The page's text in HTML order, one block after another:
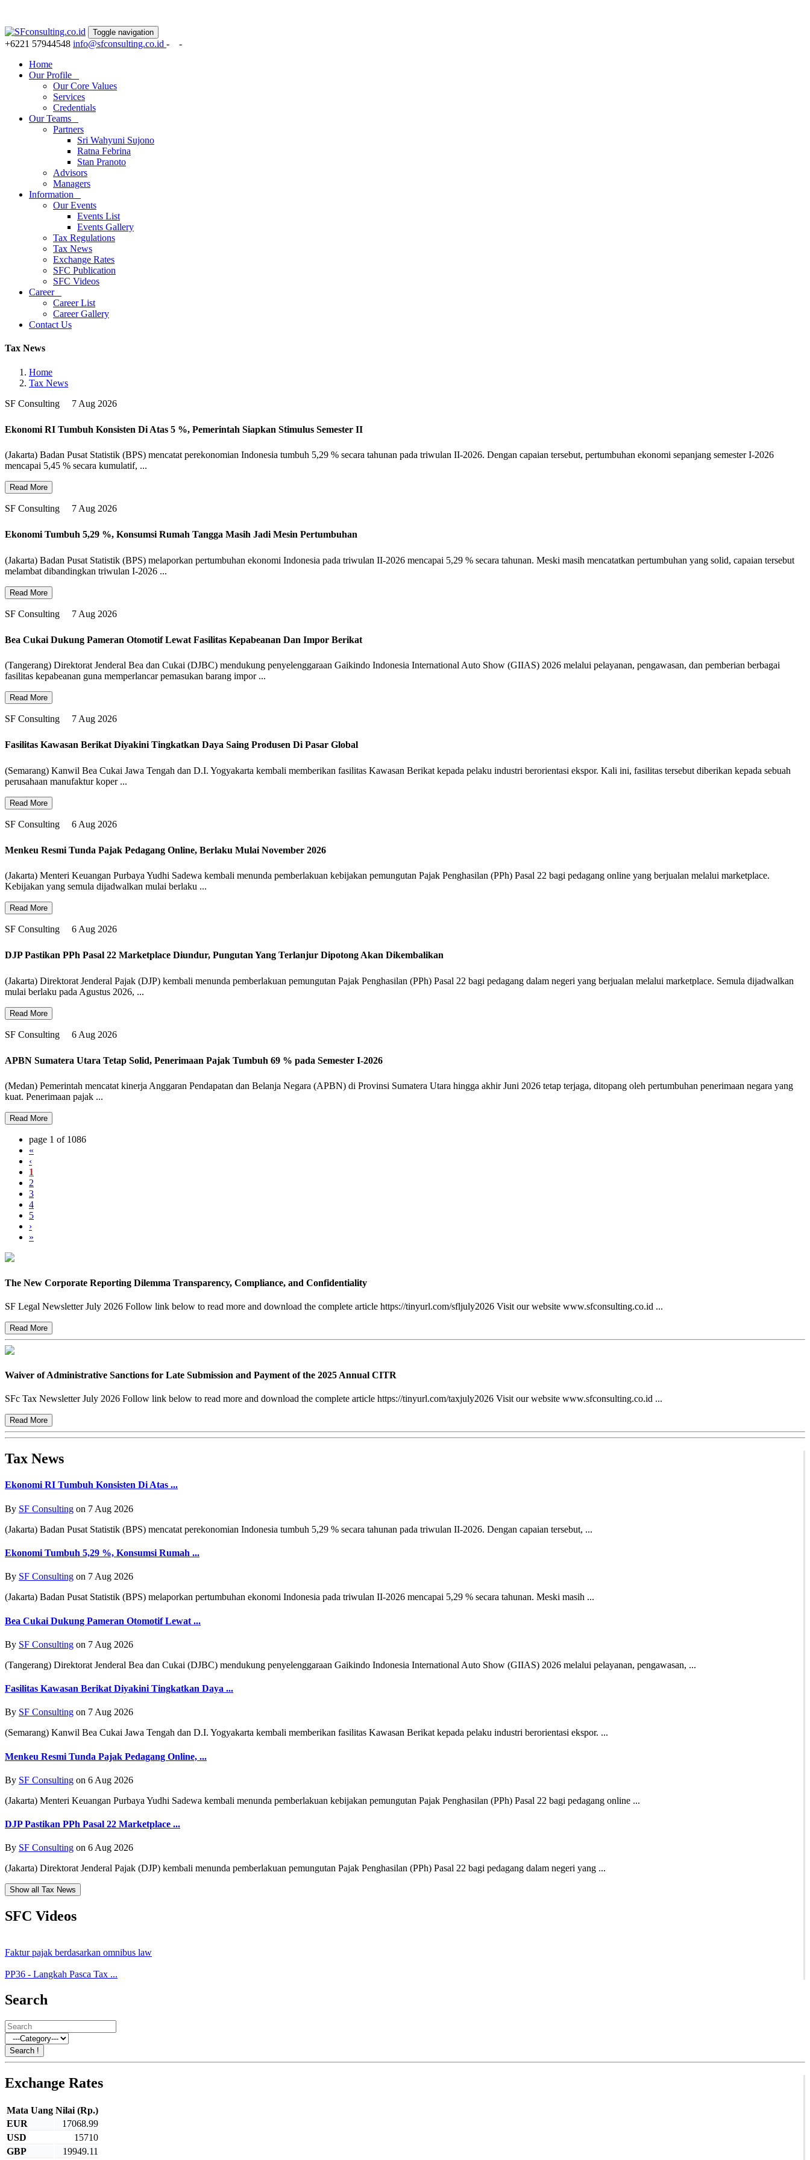
Toggle navigation
+6221 57944548 info@sfconsulting.co.id - -
Home
Our Profile
Our Core Values
Services
Credentials
Our Teams
Partners
Sri Wahyuni Sujono
Ratna Febrina
Stan Pranoto
Advisors
Managers
Information
Our Events
Events List
Events Gallery
Tax Regulations
Tax News
Exchange Rates
SFC Publication
SFC Videos
Career
Career List
Career Gallery
Contact Us
Tax News
Home
Tax News
SF Consulting
7 Aug 2026
Ekonomi RI Tumbuh Konsisten Di Atas 5 %, Pemerintah Siapkan Stimulus Semester II
(Jakarta) Badan Pusat Statistik (BPS) mencatat perekonomian Indonesia tumbuh 5,29 % secara tahunan pada triwulan II-2026. Dengan capaian tersebut, pertumbuhan ekonomi sepanjang semester I-2026
mencapai 5,45 % secara kumulatif, ...
Read More
SF Consulting 7 Aug 2026
Ekonomi Tumbuh 5,29 %, Konsumsi Rumah Tangga Masih Jadi Mesin Pertumbuhan
(Jakarta) Badan Pusat Statistik (BPS) melaporkan pertumbuhan ekonomi Indonesia pada triwulan II-2026 mencapai 5,29 % secara tahunan. Meski masih mencatatkan pertumbuhan yang solid, capaian tersebut
melambat dibandingkan triwulan I-2026 ...
Read More
SF Consulting 7 Aug 2026
Bea Cukai Dukung Pameran Otomotif Lewat Fasilitas Kepabeanan Dan Impor Berikat
(Tangerang) Direktorat Jenderal Bea dan Cukai (DJBC) mendukung penyelenggaraan Gaikindo Indonesia International Auto Show (GIIAS) 2026 melalui pelayanan, pengawasan, dan pemberian berbagai
fasilitas kepabeanan guna memperlancar pemasukan barang impor ...
Read More
SF Consulting 7 Aug 2026
Fasilitas Kawasan Berikat Diyakini Tingkatkan Daya Saing Produsen Di Pasar Global
(Semarang) Kanwil Bea Cukai Jawa Tengah dan D.I. Yogyakarta kembali memberikan fasilitas Kawasan Berikat kepada pelaku industri berorientasi ekspor. Kali ini, fasilitas tersebut diberikan kepada sebuah
perusahaan manufaktur koper ...
Read More
SF Consulting 6 Aug 2026
Menkeu Resmi Tunda Pajak Pedagang Online, Berlaku Mulai November 2026
(Jakarta) Menteri Keuangan Purbaya Yudhi Sadewa kembali menunda pemberlakuan kebijakan pemungutan Pajak Penghasilan (PPh) Pasal 22 bagi pedagang online yang berjualan melalui marketplace.
Kebijakan yang semula dijadwalkan mulai berlaku ...
Read More
SF Consulting 6 Aug 2026
DJP Pastikan PPh Pasal 22 Marketplace Diundur, Pungutan Yang Terlanjur Dipotong Akan Dikembalikan
(Jakarta) Direktorat Jenderal Pajak (DJP) kembali menunda pemberlakuan pemungutan Pajak Penghasilan (PPh) Pasal 22 bagi pedagang dalam negeri yang berjualan melalui marketplace. Semula dijadwalkan
mulai berlaku pada Agustus 2026, ...
Read More
SF Consulting 6 Aug 2026
APBN Sumatera Utara Tetap Solid, Penerimaan Pajak Tumbuh 69 % pada Semester I-2026
(Medan) Pemerintah mencatat kinerja Anggaran Pendapatan dan Belanja Negara (APBN) di Provinsi Sumatera Utara hingga akhir Juni 2026 tetap terjaga, ditopang oleh pertumbuhan penerimaan negara yang
kuat. Penerimaan pajak ...
Read More
page 1 of 1086
«
‹
1
2
3
4
5
›
»
The New Corporate Reporting Dilemma Transparency, Compliance, and Confidentiality
SF Legal Newsletter July 2026 Follow link below to read more and download the complete article https://tinyurl.com/sfljuly2026 Visit our website www.sfconsulting.co.id ...
Read More
Waiver of Administrative Sanctions for Late Submission and Payment of the 2025 Annual CITR
SFc Tax Newsletter July 2026 Follow link below to read more and download the complete article https://tinyurl.com/taxjuly2026 Visit our website www.sfconsulting.co.id ...
Read More
Tax News
Ekonomi RI Tumbuh Konsisten Di Atas ...
By SF Consulting on 7 Aug 2026
(Jakarta) Badan Pusat Statistik (BPS) mencatat perekonomian Indonesia tumbuh 5,29 % secara tahunan pada triwulan II-2026. Dengan capaian tersebut, ...
Ekonomi Tumbuh 5,29 %, Konsumsi Rumah ...
By SF Consulting on 7 Aug 2026
(Jakarta) Badan Pusat Statistik (BPS) melaporkan pertumbuhan ekonomi Indonesia pada triwulan II-2026 mencapai 5,29 % secara tahunan. Meski masih ...
Bea Cukai Dukung Pameran Otomotif Lewat ...
By SF Consulting on 7 Aug 2026
(Tangerang) Direktorat Jenderal Bea dan Cukai (DJBC) mendukung penyelenggaraan Gaikindo Indonesia International Auto Show (GIIAS) 2026 melalui pelayanan, pengawasan, ...
Fasilitas Kawasan Berikat Diyakini Tingkatkan Daya ...
By SF Consulting on 7 Aug 2026
(Semarang) Kanwil Bea Cukai Jawa Tengah dan D.I. Yogyakarta kembali memberikan fasilitas Kawasan Berikat kepada pelaku industri berorientasi ekspor. ...
Menkeu Resmi Tunda Pajak Pedagang Online, ...
By SF Consulting on 6 Aug 2026
(Jakarta) Menteri Keuangan Purbaya Yudhi Sadewa kembali menunda pemberlakuan kebijakan pemungutan Pajak Penghasilan (PPh) Pasal 22 bagi pedagang online ...
DJP Pastikan PPh Pasal 22 Marketplace ...
By SF Consulting on 6 Aug 2026
(Jakarta) Direktorat Jenderal Pajak (DJP) kembali menunda pemberlakuan pemungutan Pajak Penghasilan (PPh) Pasal 22 bagi pedagang dalam negeri yang ...
Show all Tax News
SFC Videos
Faktur pajak berdasarkan omnibus law
PP36 - Langkah Pasca Tax ...
Search
Exchange Rates
Mata Uang Nilai (Rp.)
EUR
17068.99
USD
15710
GBP
19949.11